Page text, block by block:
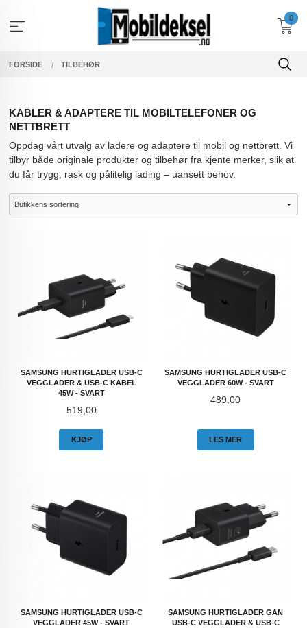
innholdet
0
FORSIDE TILBEHØR
KABLER & ADAPTERE TIL MOBILTELEFONER OG
NETTBRETT
Oppdag vårt utvalg av ladere og adaptere til mobil og nettbrett. Vi
tilbyr både originale produkter og tilbehør fra kjente merker, slik at
du får trygg, rask og pålitelig lading – uansett behov.
SAMSUNG HURTIGLADER USB-C
VEGGLADER & USB-C KABEL
45W - SVART
Pris
519,00
KJØP
SAMSUNG HURTIGLADER USB-C
VEGGLADER 60W - SVART
Pris
489,00
LES MER
SAMSUNG HURTIGLADER USB-C
VEGGLADER 45W - SVART
SAMSUNG HURTIGLADER GAN
USB-C VEGGLADER & USB-C